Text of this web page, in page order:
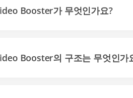
Booster가 무엇인가요?
Booster의 구조는 무엇인가